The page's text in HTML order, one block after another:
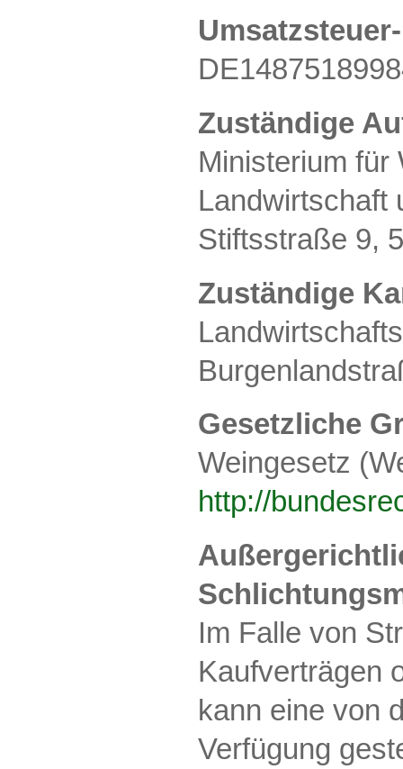
Zuständige
Ministerium für
Landwirtschaft
Stiftsstraße 9,
Zuständige
Gesetzliche
Weingesetz
http://
Im Falle von
Kaufverträgen
kann eine von
Verfügung